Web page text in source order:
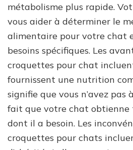
métabolisme plus rapide.
vous aider à déterminer le
alimentaire pour votre chat
besoins spécifiques. Les
croquettes pour chat
fournissent une nutrition
signifie que vous n’avez pas
fait que votre chat obtienne
dont il a besoin. Les
croquettes pour chats